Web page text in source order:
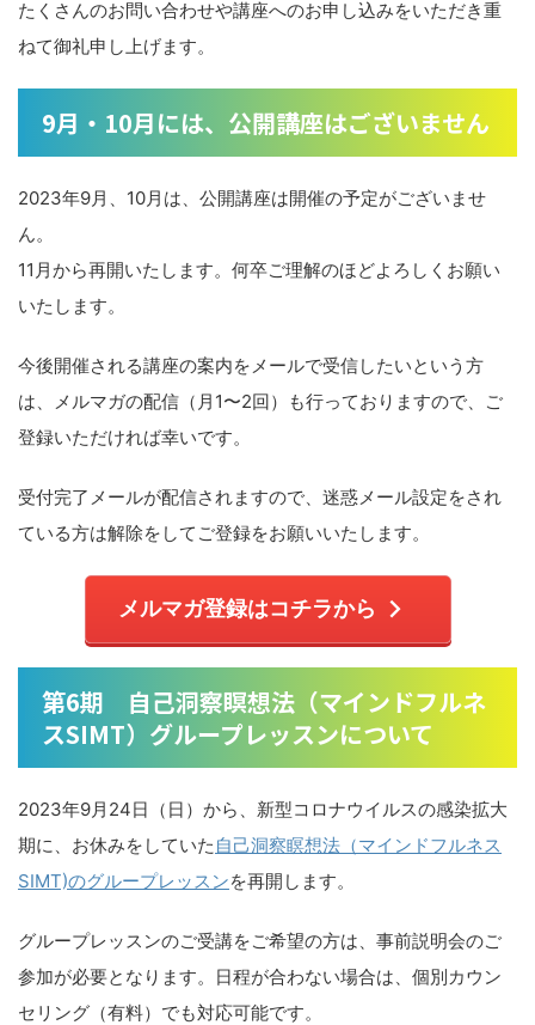
たくさんのお問い合わせや講座へのお申し込みをいただき重
ねて御礼申し上げます。
9月・10月には、公開講座はございません
2023年9月、10月は、公開講座は開催の予定がございませ
ん。
11月から再開いたします。何卒ご理解のほどよろしくお願い
いたします。
今後開催される講座の案内をメールで受信したいという方
は、メルマガの配信（月1〜2回）も行っておりますので、ご
登録いただければ幸いです。
受付完了メールが配信されますので、迷惑メール設定をされ
ている方は解除をしてご登録をお願いいたします。
メルマガ登録はコチラから
第6期 自己洞察瞑想法（マインドフルネ
スSIMT）グループレッスンについて
2023年9月24日（日）から、新型コロナウイルスの感染拡大
期に、お休みをしていた 自己洞察瞑想法（マインドフルネス
SIMT)のグループレッスンを再開します。
グループレッスンのご受講をご希望の方は、事前説明会のご
参加が必要となります。日程が合わない場合は、個別カウン
セリング（有料）でも対応可能です。